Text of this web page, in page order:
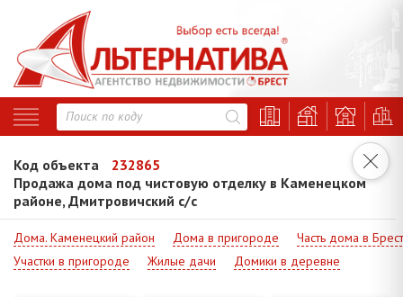
Код объекта
232865
Продажа дома под чистовую отделку в Каменецком
районе, Дмитровичский с/с
Дома. Каменецкий район Дома в пригороде
Часть дома в
Участки в пригороде
Жилые дачи Домики в деревне